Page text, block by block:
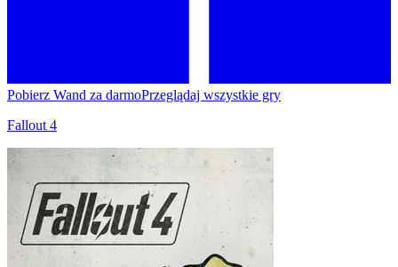
Pobierz Wand za darmoPrzeglądaj wszystkie gry
Fallout 4